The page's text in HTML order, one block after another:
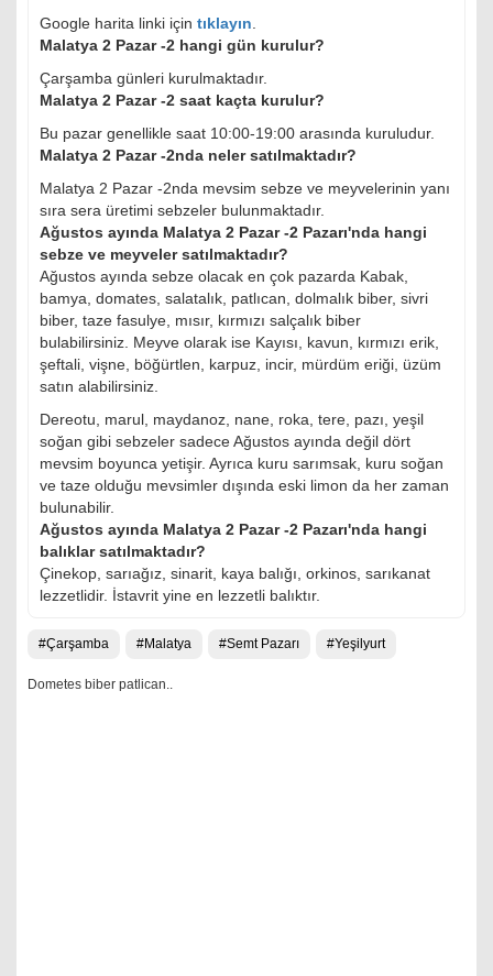
Google harita linki için tıklayın
Malatya 2 Pazar -2 hangi gün kurulur?
Çarşamba günleri kurulmaktadır.
Malatya 2 Pazar -2 saat kaçta kurulur?
Bu pazar genellikle saat 10:00-19:00 arasında kuruludur.
Malatya 2 Pazar -2nda neler satılmaktadır?
Malatya 2 Pazar -2nda mevsim sebze ve meyvelerinin yanı
sıra sera üretimi sebzeler bulunmaktadır.
Ağustos ayında Malatya 2 Pazar -2 Pazarı'nda hangi
sebze ve meyveler satılmaktadır?
Ağustos ayında sebze olacak en çok pazarda Kabak,
bamya, domates, salatalık, patlıcan, dolmalık biber, sivri
biber, taze fasulye, mısır, kırmızı salçalık biber
bulabilirsiniz. Meyve olarak ise Kayısı, kavun, kırmızı erik,
şeftali, vişne, böğürtlen, karpuz, incir, mürdüm eriği, üzüm
satın alabilirsiniz.
Dereotu, marul, maydanoz, nane, roka, tere, pazı, yeşil
soğan gibi sebzeler sadece Ağustos ayında değil dört
mevsim boyunca yetişir. Ayrıca kuru sarımsak, kuru soğan
ve taze olduğu mevsimler dışında eski limon da her zaman
bulunabilir.
Ağustos ayında Malatya 2 Pazar -2 Pazarı'nda hangi
balıklar satılmaktadır?
Çinekop, sarıağız, sinarit, kaya balığı, orkinos, sarıkanat
lezzetlidir. İstavrit yine en lezzetli balıktır.
Çarşamba Malatya Semt Pazarı Yeşilyurt
Dometes biber patlican..